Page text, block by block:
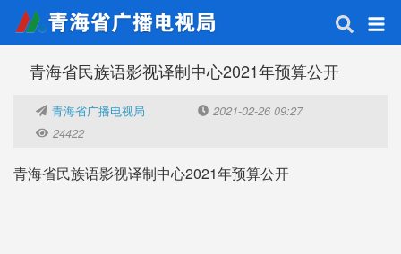
青海省民族语影视译制中心2021年预算公开
青海省广播电视局
2021-02-26 09:27
24422
青海省民族语影视译制中心2021年预算公开